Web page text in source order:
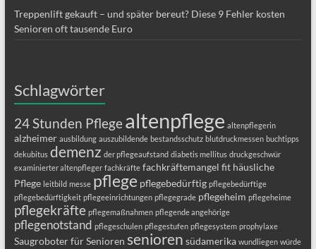
Treppenlift gekauft – und später bereut? Diese 9 Fehler kosten
Senioren oft tausende Euro
Schlagwörter
24 Stunden Pflegealtenpflege altenpflegerin
alzheimer ausbildung auszubildende bestandsschutz blutdruckmessen buchtipps
dekubitus demenz der pflegeaufstand diabetis mellitus druckgeschwür
examinierter altenpfleger fachkräfte fachkräftemangel fit häusliche
Pflege leitbild messe pflege pflegebedürftig pflegebedürftige
pflegebedürftigkeit pflegeeinrichtungen pflegegrade pflegeheim pflegeheime
pflegekräfte pflegemaßnahmen pflegende angehörige
pflegenotstand pflegeschulen pflegestufen pflegesystem prophylaxe
Saugroboter für Senioren senioren südamerika wundliegen würde